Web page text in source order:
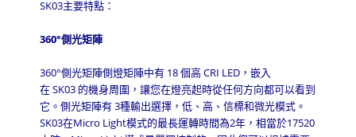
SK03主要特點：
360°側光矩陣
360°側光矩陣側燈矩陣中有 18個高CRI LED ，嵌入
在SK03 的機身周圍，讓您在燈亮起時從任何方向都可以看到
它。側光矩陣有3種輸出選擇，低、高、信標和微光模式。
SK03在Micro Light模式的最長運轉時間為2年，相當於17520